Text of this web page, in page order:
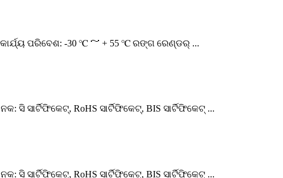
କାର୍ଯ୍ୟ ପରିବେଶ: -30 ℃ ～ + 55 ℃ ରଙ୍ଗ ରେଣ୍ଡର୍ ...
ସି ସାର୍ଟିଫିକେଟ୍, RoHS ସାର୍ଟିଫିକେଟ୍, BIS ସାର୍ଟିଫିକେଟ୍ ...
ସି ସାର୍ଟିଫିକେଟ୍, RoHS ସାର୍ଟିଫିକେଟ୍, BIS ସାର୍ଟିଫିକେଟ୍ ...